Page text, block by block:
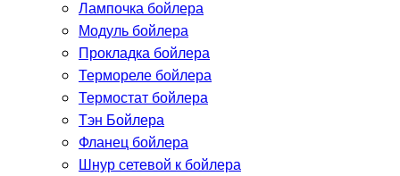
Лампочка бойлера
Модуль бойлера
Прокладка бойлера
Термореле бойлера
Термостат бойлера
Тэн Бойлера
Фланец бойлера
Шнур сетевой к бойлера